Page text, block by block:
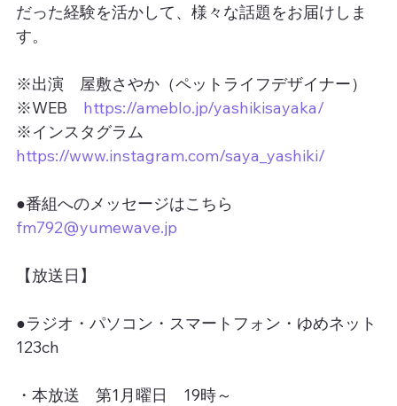
だった経験を活かして、様々な話題をお届けしま
す。
※出演　屋敷さやか（ペットライフデザイナー）
※WEB https://ameblo.jp/yashikisayaka/
※インスタグラム
https://www.instagram.com/saya_yashiki/
●番組へのメッセージはこちら
fm792@yumewave.jp
【放送日】
●ラジオ・パソコン・スマートフォン・ゆめネット
123ch
・本放送　第1月曜日　19時～